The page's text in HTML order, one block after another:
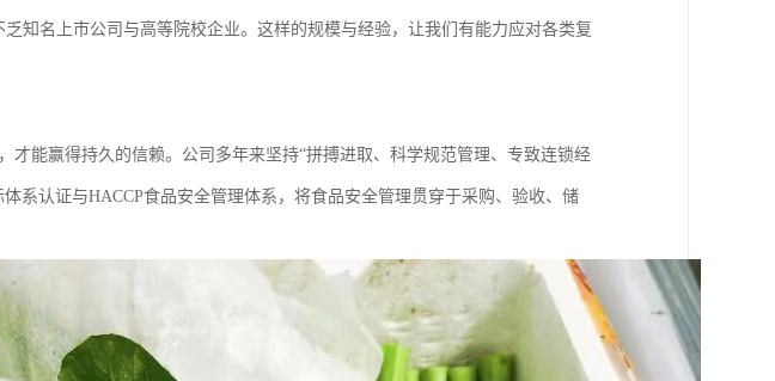
知名上市公司与高等院校企业。这样的规模与经验，让我们有能力应对各类复
才能赢得持久的信赖。公司多年来坚持“拼搏进取、科学规范管理、专致连锁经
系认证与HACCP食品安全管理体系，将食品安全管理贯穿于采购、验收、储